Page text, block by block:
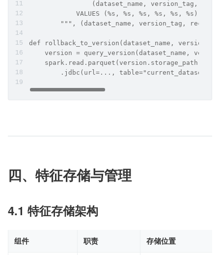
(dataset_name, version_tag,
            VALUES (%s, %s, %s, %s, %s, %s)
""", (dataset_name, version_tag,
def rollback_to_version(dataset_name,
version = query_version(dataset_name,
.jdbc(url=..., table="current_dataset",
四、特征存储与管理
4.1 特征存储架构
组件 职责 存储位置